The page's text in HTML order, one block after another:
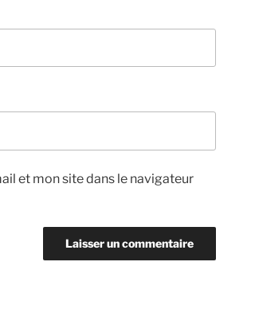
et mon site dans le navigateur